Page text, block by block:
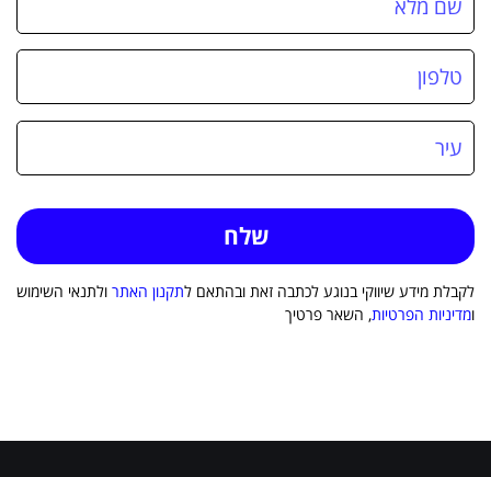
לקבלת מידע שיווקי בנוגע לכתבה זאת ובהתאם לתקנון האתר ולתנאי השימוש
ומדיניות הפרטיות, השאר פרטיך